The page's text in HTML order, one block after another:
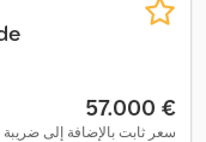
‏57.000 €
سعر ثابت بالإضافة إلى ضريبة